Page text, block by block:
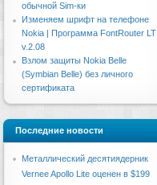
обычной Sim-ки
Изменяем шрифт на телефоне
Nokia | Программа FontRouter LT
v.2.08
Взлом защиты Nokia Belle
(Symbian Belle) без личного
сертификата
Последние новости
Металлический десятиядерник
Vernee Apollo Lite оценен в $199